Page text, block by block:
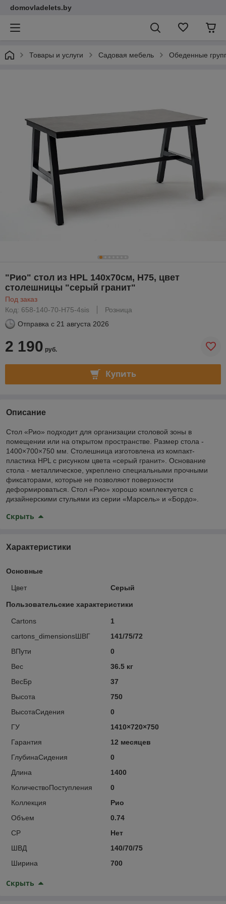
domovladelets.by
Товары и услуги Садовая мебель Обеденные
"Рио" стол из HPL 140х70см, H75, цвет
столешницы "серый гранит"
Под заказ
Код: 658-140-70-H75-4sis
Розница
Отправка с 21 августа 2026
2 190 руб.
Купить
Описание
Стол «Рио» подходит для организации столовой зоны в
помещении или на открытом пространстве. Размер стола -
1400×700×750 мм. Столешница изготовлена из компакт-
пластика HPL c рисунком цвета «серый гранит». Основание
стола - металлическое, укреплено специальными прочными
фиксаторами, которые не позволяют поверхности
деформироваться. Стол «Рио» хорошо комплектуется с
дизайнерскими стульями из серии «Марсель» и «Бордо».
Скрыть
Характеристики
Основные
Цвет Серый
Пользовательские характеристики
Cartons
1
cartons_dimensionsШВГ
141/75/72
ВПути
0
Вес
36.5 кг
ВесБр
37
Высота
750
ВысотаСидения
0
ГУ
1410×720×750
Гарантия
12 месяцев
ГлубинаСидения
0
Длина
1400
КоличествоПоступления
0
Коллекция
Рио
Объем
0.74
СР
Нет
ШВД
140/70/75
Ширина
700
Скрыть